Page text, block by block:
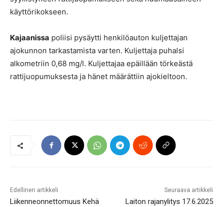
käyttörikokseen.
Kajaanissa poliisi pysäytti henkilöauton kuljettajan
ajokunnon tarkastamista varten. Kuljettaja puhalsi
alkometriin 0,68 mg/l. Kuljettajaa epäillään törkeästä
rattijuopumuksesta ja hänet määrättiin ajokieltoon.
Edellinen artikkeli
Liikenneonnettomuus Kehä
Seuraava artikkeli
Laiton rajanylitys 17.6.2025